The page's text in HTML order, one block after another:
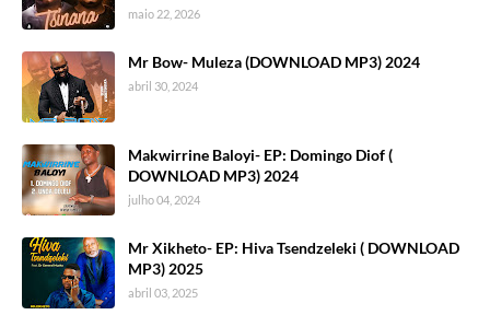
maio 22, 2026
Mr Bow- Muleza (DOWNLOAD MP3) 2024
abril 30, 2024
Makwirrine Baloyi- EP: Domingo Diof (
DOWNLOAD MP3) 2024
julho 04, 2024
Mr Xikheto- EP: Hiva Tsendzeleki ( DOWNLOAD
MP3) 2025
abril 03, 2025